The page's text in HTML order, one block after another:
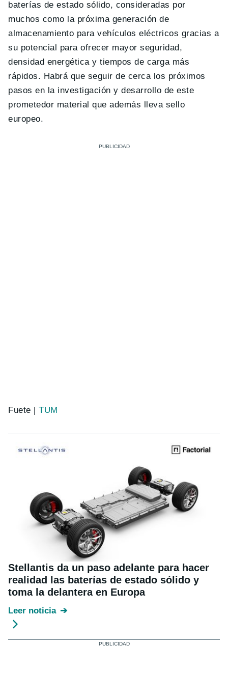
baterías de estado sólido, consideradas por
muchos como la próxima generación de
almacenamiento para vehículos eléctricos gracias a
su potencial para ofrecer mayor seguridad,
densidad energética y tiempos de carga más
rápidos. Habrá que seguir de cerca los próximos
pasos en la investigación y desarrollo de este
prometedor material que además lleva sello
europeo.
Fuete |TUM
Stellantis da un paso adelante para hacer
realidad las baterías de estado sólido y
toma la delantera en Europa
Leer noticia